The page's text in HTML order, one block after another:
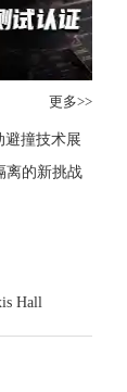
更多>>
避撞技术展
离的新挑战
Hall